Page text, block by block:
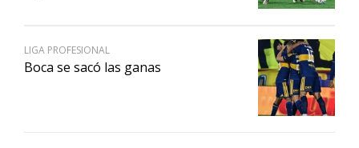
LIGA PROFESIONAL
Boca se sacó las ganas